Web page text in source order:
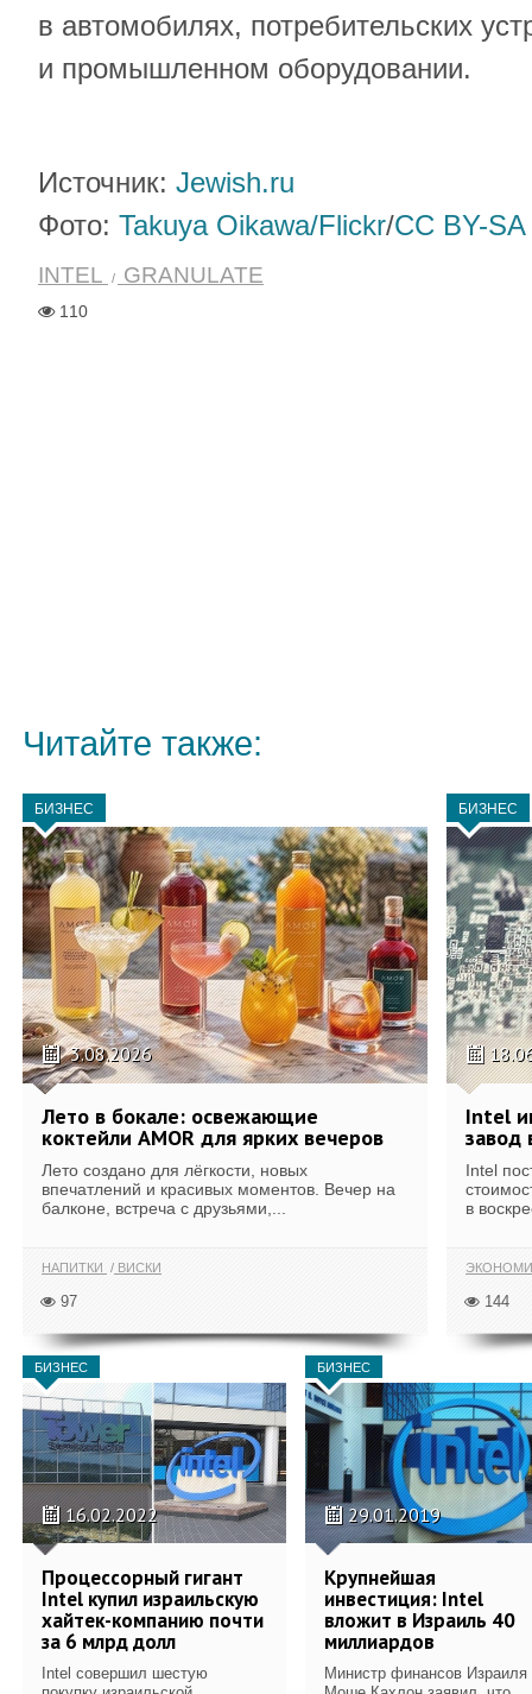
в автомобилях, потребительских
и промышленном оборудовании.
Источник: Jewish.ru
Фото: Takuya Oikawa/Flickr/CC BY-
INTEL GRANULATE
110
Читайте также:
БИЗНЕС
3.08.2026
Лето в бокале: освежающие
коктейли AMOR для ярких вечеров
Лето создано для лёгкости, новых
впечатлений и красивых моментов. Вечер на
балконе, встреча с друзьями,...
НАПИТКИ ВИСКИ
97
БИЗНЕС
Intel
завод
Intel
в
144
БИЗНЕС
16.02.2022
Процессорный гигант
Intel купил израильскую
хайтек-компанию почти
за 6 млрд долл
Intel совершил шестую
БИЗНЕС
29.01.2019
Крупнейшая
инвестиция: Intel
вложит в Израиль 40
миллиардов
Министр финансов Израиля